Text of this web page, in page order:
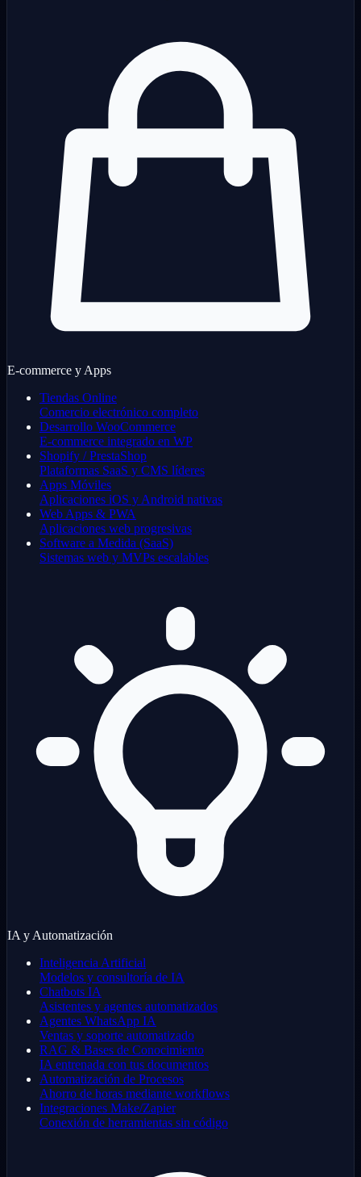
E-commerce y Apps
Tiendas Online
Comercio electrónico completo
Desarrollo WooCommerce
E-commerce integrado en WP
Shopify / PrestaShop
Plataformas SaaS y CMS líderes
Apps Móviles
Aplicaciones iOS y Android nativas
Web Apps & PWA
Aplicaciones web progresivas
Software a Medida (SaaS)
Sistemas web y MVPs escalables
IA y Automatización
Inteligencia Artificial
Modelos y consultoría de IA
Chatbots IA
Asistentes y agentes automatizados
Agentes WhatsApp IA
Ventas y soporte automatizado
RAG & Bases de Conocimiento
IA entrenada con tus documentos
Automatización de Procesos
Ahorro de horas mediante workflows
Integraciones Make/Zapier
Conexión de herramientas sin código